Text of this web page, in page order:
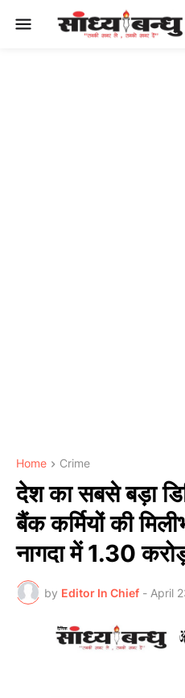
Home Crime
देश का सबसे बड़ा
बैंक कर्मियों की
नागदा में 1.30
by Editor In Chief - April